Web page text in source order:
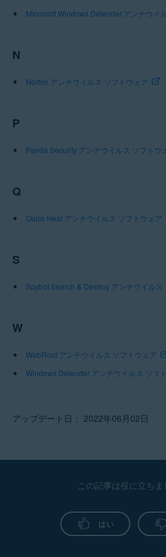
Microsoft Windows Defender アンチウイ
N
Norton アンチウイルス ソフトウェア
P
Panda Security アンチウイルス ソフトウ
Q
Quick Heal アンチウイルス ソフトウェア
S
Spybot Search & Destroy アンチウイルス
W
WebRoot アンチウイルス ソフトウェア
Windows Defender アンチウイルス ソフ
アップデート日： 2022年06月02日
この記事は役に立ちま
はい